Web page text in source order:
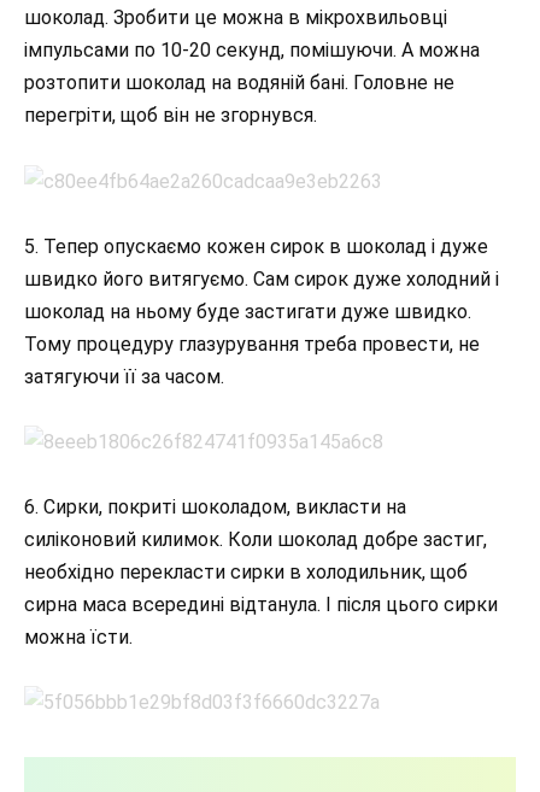
шоколад. Зробити це можна в мікрохвильовці
імпульсами по 10-20 секунд, помішуючи. А можна
розтопити шоколад на водяній бані. Головне не
перегріти, щоб він не згорнувся.
5. Тепер опускаємо кожен сирок в шоколад і дуже
швидко його витягуємо. Сам сирок дуже холодний і
шоколад на ньому буде застигати дуже швидко.
Тому процедуру глазурування треба провести, не
затягуючи її за часом.
6. Сирки, покриті шоколадом, викласти на
силіконовий килимок. Коли шоколад добре застиг,
необхідно перекласти сирки в холодильник, щоб
сирна маса всередині відтанула. І після цього сирки
можна їсти.